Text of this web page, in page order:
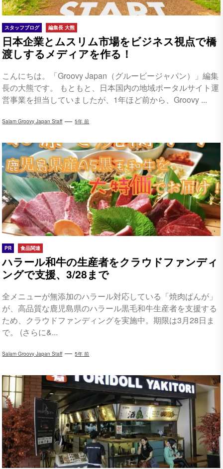
スタッフブログ 編集長 大熊
日本企業とムスリム市場をビジネス視点で橋
渡しするメディアを作る！
こんにちは。「Groovy Japan（グルービージャパン）」編集
長の大熊です。 もともと、日本国内の地域ポータルサイト運
営事業を担当していましたが、1年ほど前から、Groovy ...
Salam Groovy Japan Staff 5年 前
PR 食品関連
ハラール和牛の生産者をクラウドファンディ
ングで支援、3/28まで
全メニューが無添加のハラール対応している「焼肉ぱんが」
が、高品質な鹿児島県のハラール黒毛和牛生産者を支援する
ため、クラウドファンディングを実施中。期限は3月28日ま
で。 (さらに&...
Salam Groovy Japan Staff 5年 前